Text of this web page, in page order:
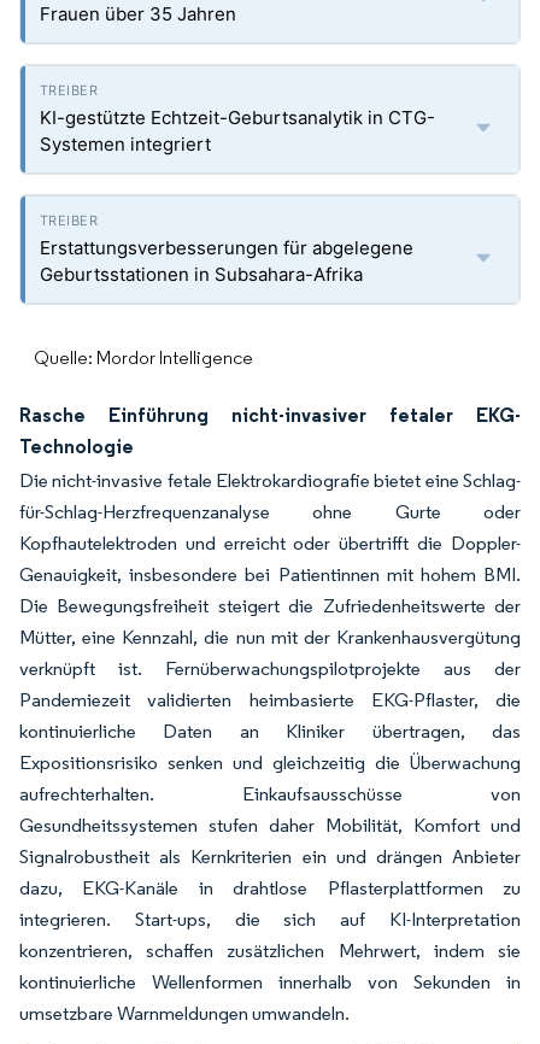
Frauen über 35 Jahren
KI-gestützte Echtzeit-Geburtsanalytik in CTG-
Systemen integriert
Erstattungsverbesserungen für abgelegene
Geburtsstationen in Subsahara-Afrika
Quelle: Mordor Intelligence
Rasche Einführung nicht-invasiver fetaler EKG-
Technologie
Die nicht-invasive fetale Elektrokardiografie bietet eine Schlag-
für-Schlag-Herzfrequenzanalyse ohne Gurte oder
Kopfhautelektroden und erreicht oder übertrifft die Doppler-
Genauigkeit, insbesondere bei Patientinnen mit hohem BMI.
Die Bewegungsfreiheit steigert die Zufriedenheitswerte der
Mütter, eine Kennzahl, die nun mit der Krankenhausvergütung
verknüpft ist. Fernüberwachungspilotprojekte aus der
Pandemiezeit validierten heimbasierte EKG-Pflaster, die
kontinuierliche Daten an Kliniker übertragen, das
Expositionsrisiko senken und gleichzeitig die Überwachung
aufrechterhalten. Einkaufsausschüsse von
Gesundheitssystemen stufen daher Mobilität, Komfort und
Signalrobustheit als Kernkriterien ein und drängen Anbieter
dazu, EKG-Kanäle in drahtlose Pflasterplattformen zu
integrieren. Start-ups, die sich auf KI-Interpretation
konzentrieren, schaffen zusätzlichen Mehrwert, indem sie
kontinuierliche Wellenformen innerhalb von Sekunden in
umsetzbare Warnmeldungen umwandeln.